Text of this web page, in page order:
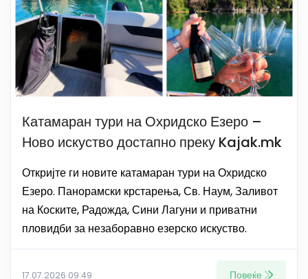
Катамаран тури на Охридско Езеро –
Ново искуство достапно преку Kajak.mk
Откријте ги новите катамаран тури на Охридско
Езеро. Панорамски крстарења, Св. Наум, Заливот
на Коските, Радожда, Сини Лагуни и приватни
пловидби за незаборавно езерско искуство.
17.07.2026 09:49 Повеќе